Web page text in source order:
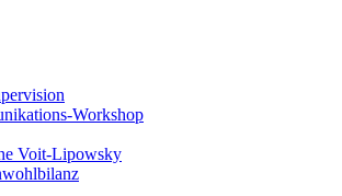
Workshop
Voit-Lipowsky